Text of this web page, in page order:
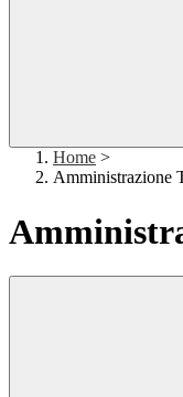
Home >
Amministrazione